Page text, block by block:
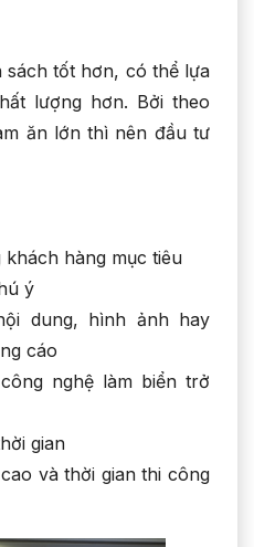
sách tốt hơn, có thể lựa
lượng hơn. Bởi theo
ăn lớn thì nên đầu tư
hàng mục tiêu
ý
dung, hình ảnh hay
cáo
nghệ làm biển trở
gian
và thời gian thi công